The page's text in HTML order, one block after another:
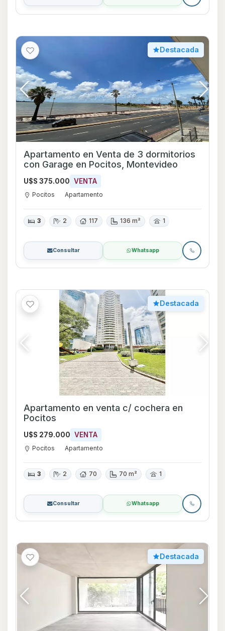
Destacada
Apartamento en Venta de 3 dormitorios
con Garage en Pocitos, Montevideo
U$S 375.000 VENTA
Pocitos Apartamento
3 2 117 136 m² 1
Consultar Whatsapp
Destacada
Apartamento en venta c/ cochera en
Pocitos
U$S 279.000 VENTA
Pocitos Apartamento
3 2 70 70 m² 1
Consultar Whatsapp
Destacada